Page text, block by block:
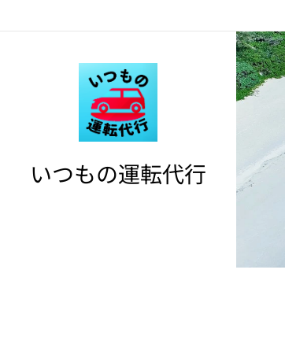
いつもの運転代行